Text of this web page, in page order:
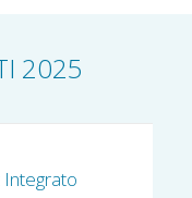
2025